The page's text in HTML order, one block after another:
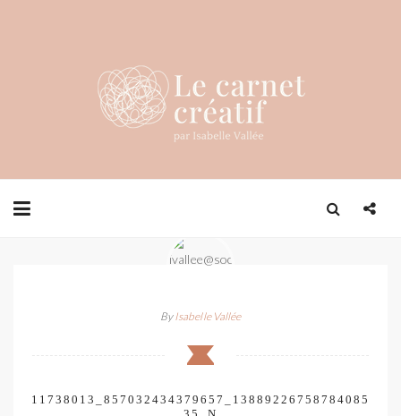
ByIsabelle Vallée
11738013_857032434379657_13889226758784085